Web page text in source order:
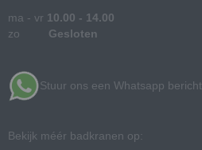
ma - vr 10.00 - 14.00
zo Gesloten
Stuur ons een Whatsapp bericht
Bekijk méér badkranen op: